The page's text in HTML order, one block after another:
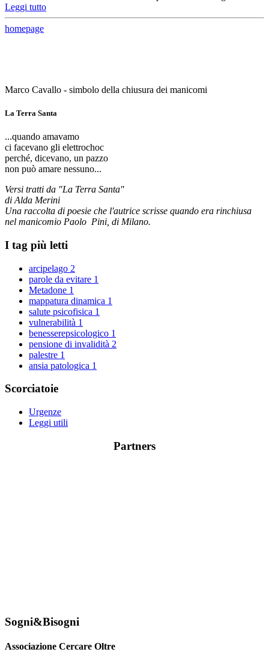
Leggi tutto
homepage
Marco Cavallo - simbolo della chiusura dei manicomi
La Terra Santa
...quando amavamo
ci facevano gli elettrochoc
perché, dicevano, un pazzo
non può amare nessuno...
Versi tratti da "La Terra Santa"
di Alda Merini
Una raccolta di poesie che l'autrice scrisse quando era rinchiusa
nel manicomio Paolo Pini, di Milano.
I tag più letti
arcipelago 2
parole da evitare 1
Metadone 1
mappatura dinamica 1
salute psicofisica 1
vulnerabilità 1
benesserepsicologico 1
pensione di invalidità 2
palestre 1
ansia patologica 1
Scorciatoie
Urgenze
Leggi utili
Partners
Sogni&Bisogni
Associazione Cercare Oltre